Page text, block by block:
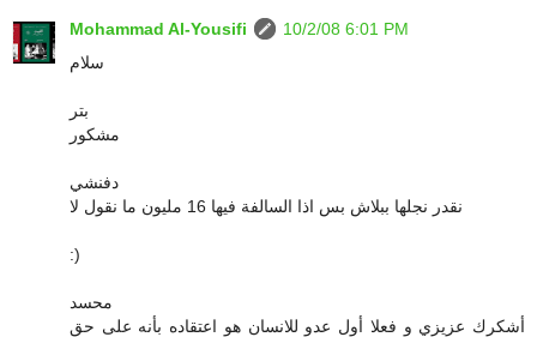
Mohammad Al-Yousifi
10/2/08 6:01 PM
سلام
بتر
مشكور
دفنشي
نقدر نجلها ببلاش بس اذا السالفة فيها 16 مليون ما نقول لا
:)
محسد
أشكرك عزيزي و فعلا أول عدو للانسان هو اعتقاده بأنه على حق